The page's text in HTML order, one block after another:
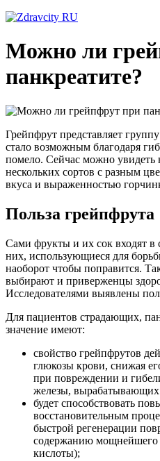
Можно ли
панкреатите?
Грейпфрут представляет
стало возможным благодаря
помело. Сейчас можно увидеть
нескольких сортов с разным
вкуса и выраженностью
Польза грейпфрута
Сами фрукты и их сок входят в
них, использующиеся для
наоборот чтобы поправится.
выбирают и приверженцы
Исследователями выявлены
Для пациентов страдающих,
значение имеют:
свойство грейпфрутов
глюкозы крови, снижая
при повреждении и
железы,
будет способствовать
восстановительным
быстрой регенерации
содержанию мощнейшего
кислоты);